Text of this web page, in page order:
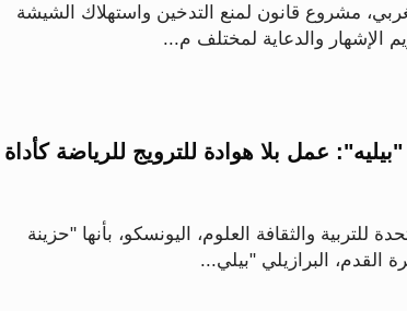
مشروع قانون لمنع التدخين واستهلاك الشيشة
الإشهار والدعاية لمختلف م...
عمل بلا هوادة للترويج للرياضة كأداة
للتربية والثقافة العلوم، اليونسكو، بأنها "حزينة
القدم، البرازيلي "بيلي...